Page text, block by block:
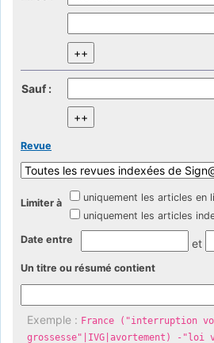
Sauf :
Revue
Limiter à uniquement les articles en
uniquement les articles
Date entre et
Un titre ou résumé contient
Exemple : France ("interruption
grossesse"|IVG|avortement) -"loi